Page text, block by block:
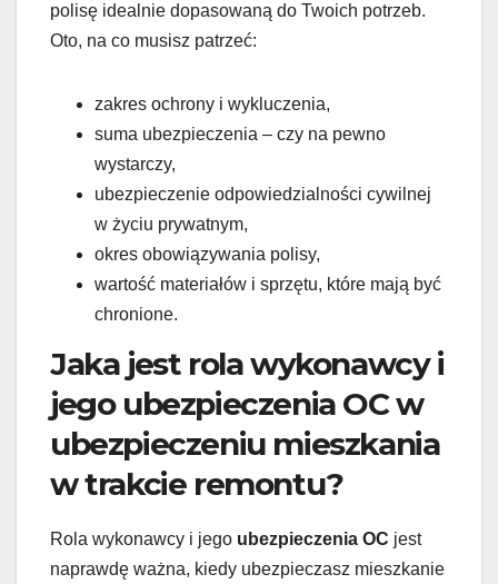
polisę idealnie dopasowaną do Twoich potrzeb.
Oto, na co musisz patrzeć:
zakres ochrony i wykluczenia,
suma ubezpieczenia – czy na pewno
wystarczy,
ubezpieczenie odpowiedzialności cywilnej
w życiu prywatnym,
okres obowiązywania polisy,
wartość materiałów i sprzętu, które mają być
chronione.
Jaka jest rola wykonawcy i
jego ubezpieczenia OC w
ubezpieczeniu mieszkania
w trakcie remontu?
Rola wykonawcy i jego ubezpieczenia OC jest
naprawdę ważna, kiedy ubezpieczasz mieszkanie